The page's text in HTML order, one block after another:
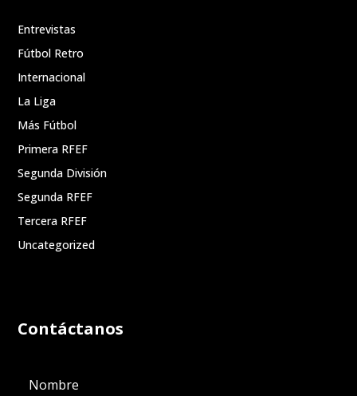
Entrevistas
Fútbol Retro
Internacional
La Liga
Más Fútbol
Primera RFEF
Segunda División
Segunda RFEF
Tercera RFEF
Uncategorized
Contáctanos